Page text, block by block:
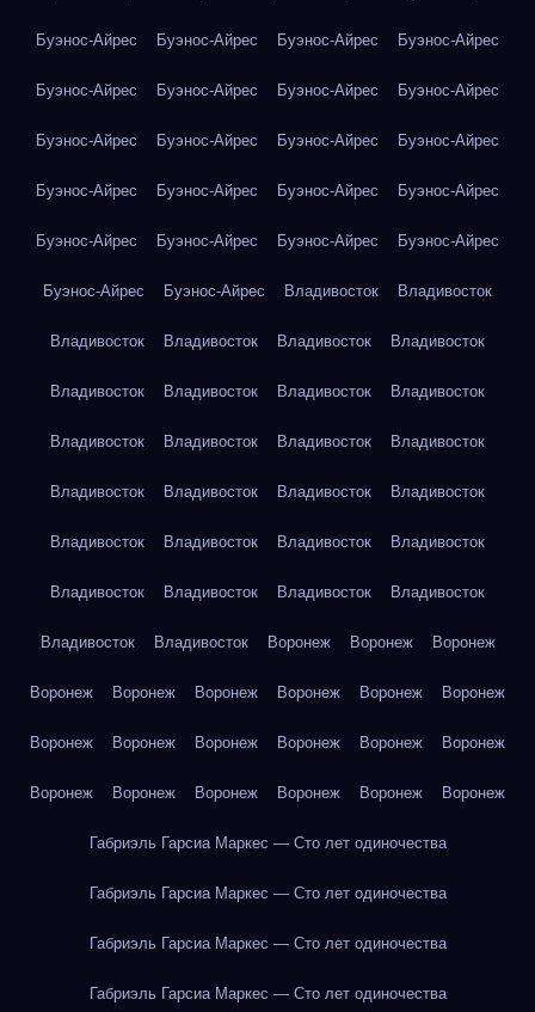
Буэнос-Айрес Буэнос-Айрес Буэнос-Айрес Буэнос-Айрес
Буэнос-Айрес Буэнос-Айрес Буэнос-Айрес Буэнос-Айрес
Буэнос-Айрес Буэнос-Айрес Буэнос-Айрес Буэнос-Айрес
Буэнос-Айрес Буэнос-Айрес Буэнос-Айрес Буэнос-Айрес
Буэнос-Айрес Буэнос-Айрес Буэнос-Айрес Буэнос-Айрес
Буэнос-Айрес Буэнос-Айрес Владивосток Владивосток
Владивосток Владивосток Владивосток Владивосток
Владивосток Владивосток Владивосток Владивосток
Владивосток Владивосток Владивосток Владивосток
Владивосток Владивосток Владивосток Владивосток
Владивосток Владивосток Владивосток Владивосток
Владивосток Владивосток Владивосток Владивосток
Владивосток Владивосток Воронеж Воронеж Воронеж
Воронеж Воронеж Воронеж Воронеж Воронеж Воронеж
Воронеж Воронеж Воронеж Воронеж Воронеж Воронеж
Воронеж Воронеж Воронеж Воронеж Воронеж Воронеж
Габриэль Гарсиа Маркес — Сто лет одиночества
Габриэль Гарсиа Маркес — Сто лет одиночества
Габриэль Гарсиа Маркес — Сто лет одиночества
Габриэль Гарсиа Маркес — Сто лет одиночества